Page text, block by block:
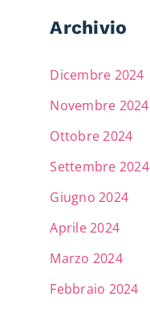
Archivio
Dicembre 2024
Novembre 2024
Ottobre 2024
Settembre 2024
Giugno 2024
Aprile 2024
Marzo 2024
Febbraio 2024